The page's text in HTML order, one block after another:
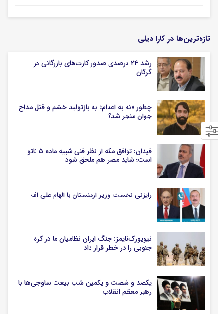
تازه‌ترین‌ها در کارا دیلی
رشد ۲۴ درصدی صدور کارت‌های بازرگانی در
گرگان
چطور «نه به اعدام» به بازتولید خشم و قتل مداح
جوان منجر شد؟
فیدان: توافق مکه از نظر فنی شبیه ماده ۵ ناتو
است؛ شاید مصر هم ملحق شود
رایزنی نخست وزیر ارمنستان با الهام علی اف
نیویورک‌تایمز: جنگ ایران نظامیان ما در کره
جنوبی را در خطر قرار داد
یکصد و شصت و یکمین شب بیعت ساوجی‌ها با
رهبر معظم انقلاب